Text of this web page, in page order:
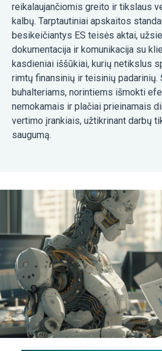
reikalaujančiomis greito ir tikslaus
kalbų. Tarptautiniai apskaitos
besikeičiantys ES teisės aktai,
dokumentacija ir komunikacija su
kasdieniai iššūkiai, kurių netikslus
rimtų finansinių ir teisinių padarinių.
buhalteriams, norintiems išmokti
nemokamais ir plačiai prieinamais
vertimo įrankiais, užtikrinant darbų
saugumą.